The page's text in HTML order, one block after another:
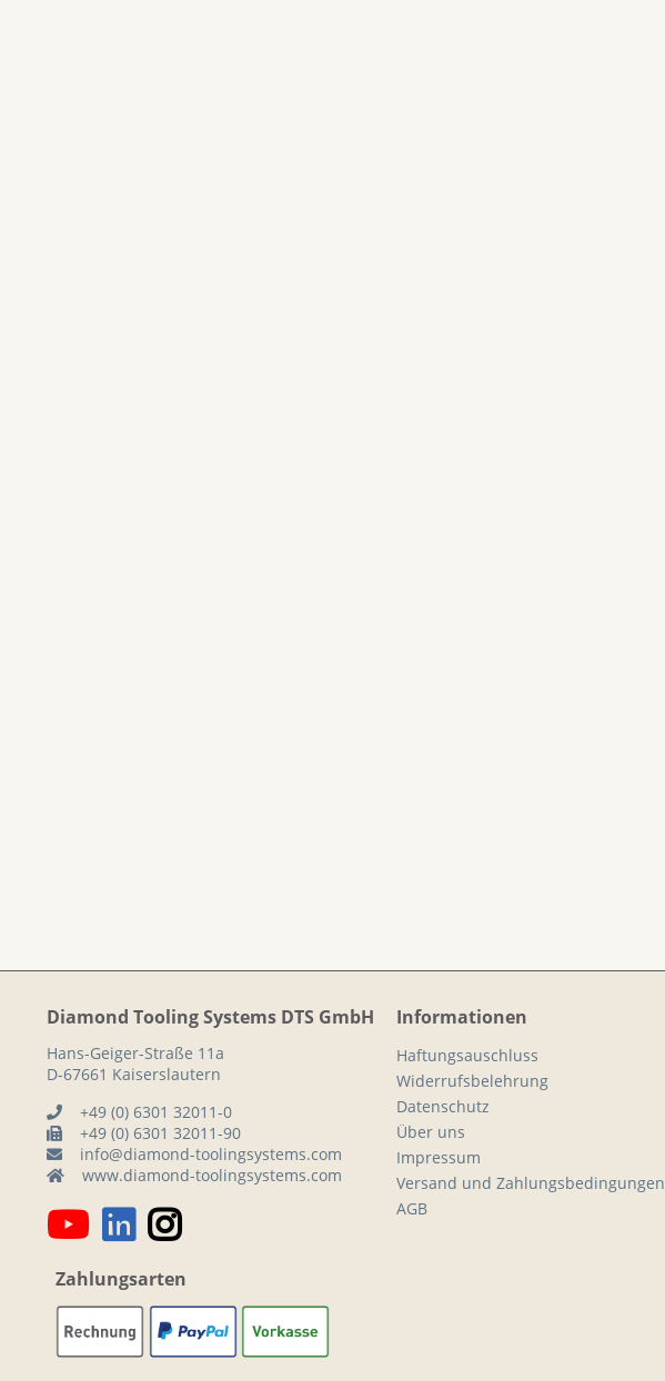
Diamond Tooling Systems DTS GmbH
Hans-Geiger-Straße 11a
D-67661 Kaiserslautern
+49 (0) 6301 32011-0
+49 (0) 6301 32011-90
info@diamond-toolingsystems.com
www.diamond-toolingsystems.com
Informationen
Haftungsauschluss
Widerrufsbelehrung
Datenschutz
Über uns
Impressum
Versand und Zahlungsbedingungen
AGB
Zahlungsarten